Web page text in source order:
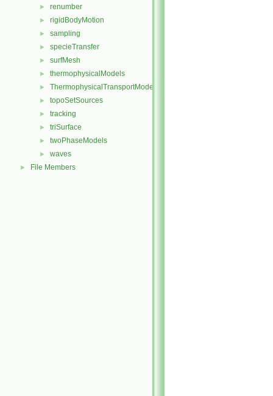
► renumber
► rigidBodyMotion
► sampling
► specieTransfer
► surfMesh
► thermophysicalModels
► ThermophysicalTransportModels
► topoSetSources
► tracking
► triSurface
► twoPhaseModels
► waves
► File Members